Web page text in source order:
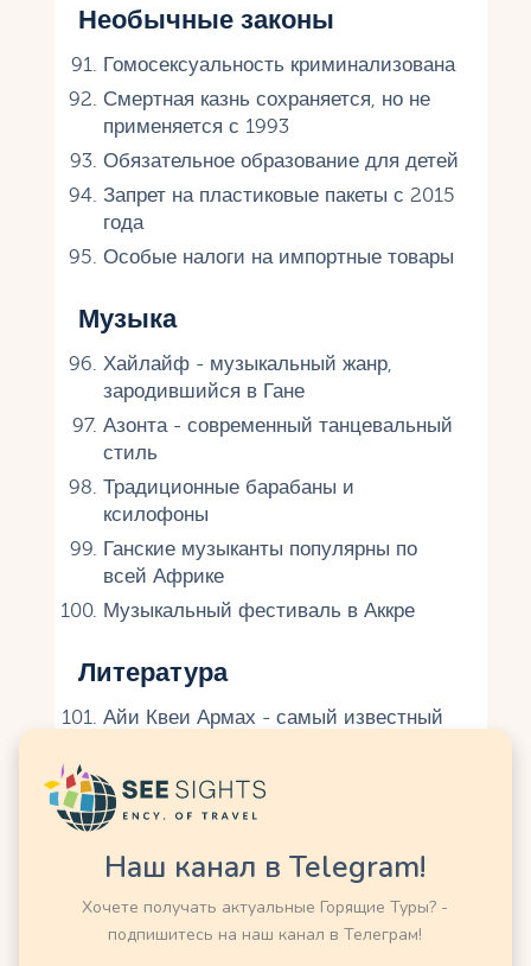
Необычные законы
Гомосексуальность криминализована
Смертная казнь сохраняется, но не
применяется с 1993
Обязательное образование для детей
Запрет на пластиковые пакеты с 2015
года
Особые налоги на импортные товары
Музыка
Хайлайф - музыкальный жанр,
зародившийся в Гане
Азонта - современный танцевальный
стиль
Традиционные барабаны и
ксилофоны
Ганские музыканты популярны по
всей Африке
Музыкальный фестиваль в Аккре
Литература
Айи Квеи Армах - самый известный
Поэзия на языках акан и га
Устные народные сказки
африканских авторов
Книжный фестиваль в Аккре
Наш канал в Telegram!
Хочете получать актуальные Горящие Туры? -
подпишитесь на наш канал в Телеграм!